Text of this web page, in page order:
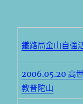
鐵路局金山自強
2006.05.20 高
教普陀山